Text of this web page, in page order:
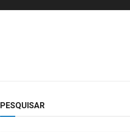
PESQUISAR